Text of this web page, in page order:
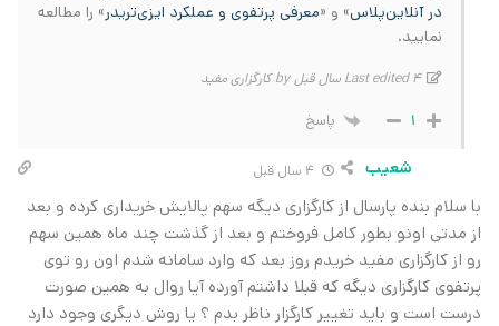
در آنلاین‌پلاس» و «معرفی پرتفوی و عملکرد ایزی‌تریدر» را مطالعه
نمایید.
Last edited 4 سال قبل by کارگزاری مفید
1 پاسخ
شعیب
با سلام بنده پارسال از کارگزاری دیگه سهم پالایش خریداری کرده و بعد
از مدتی اونو بطور کامل فروختم و بعد از گذشت چند ماه همین سهم
رو از کارگزاری مفید خریدم روز بعد که وارد سامانه شدم اون رو توی
پرتفوی کارگزاری دیگه که قبلا داشتم آورده آیا روال به همین صورت
درست است و باید تغییر کارگزار ناظر بدم ؟ یا روش دیگری وجود دارد